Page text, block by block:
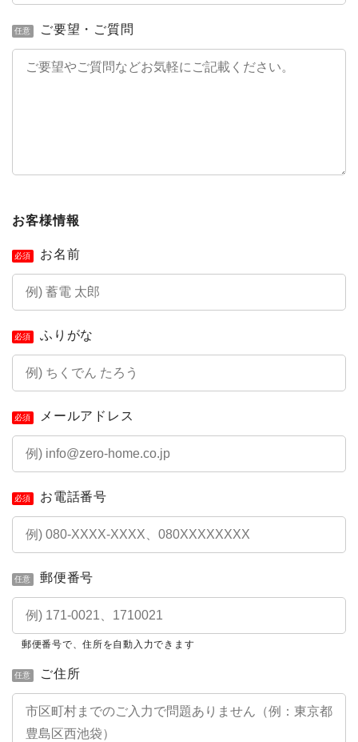
任意 ご要望・ご質問
お客様情報
必須 お名前
必須 ふりがな
必須 メールアドレス
必須 お電話番号
任意 郵便番号
郵便番号で、住所を自動入力できます
任意 ご住所